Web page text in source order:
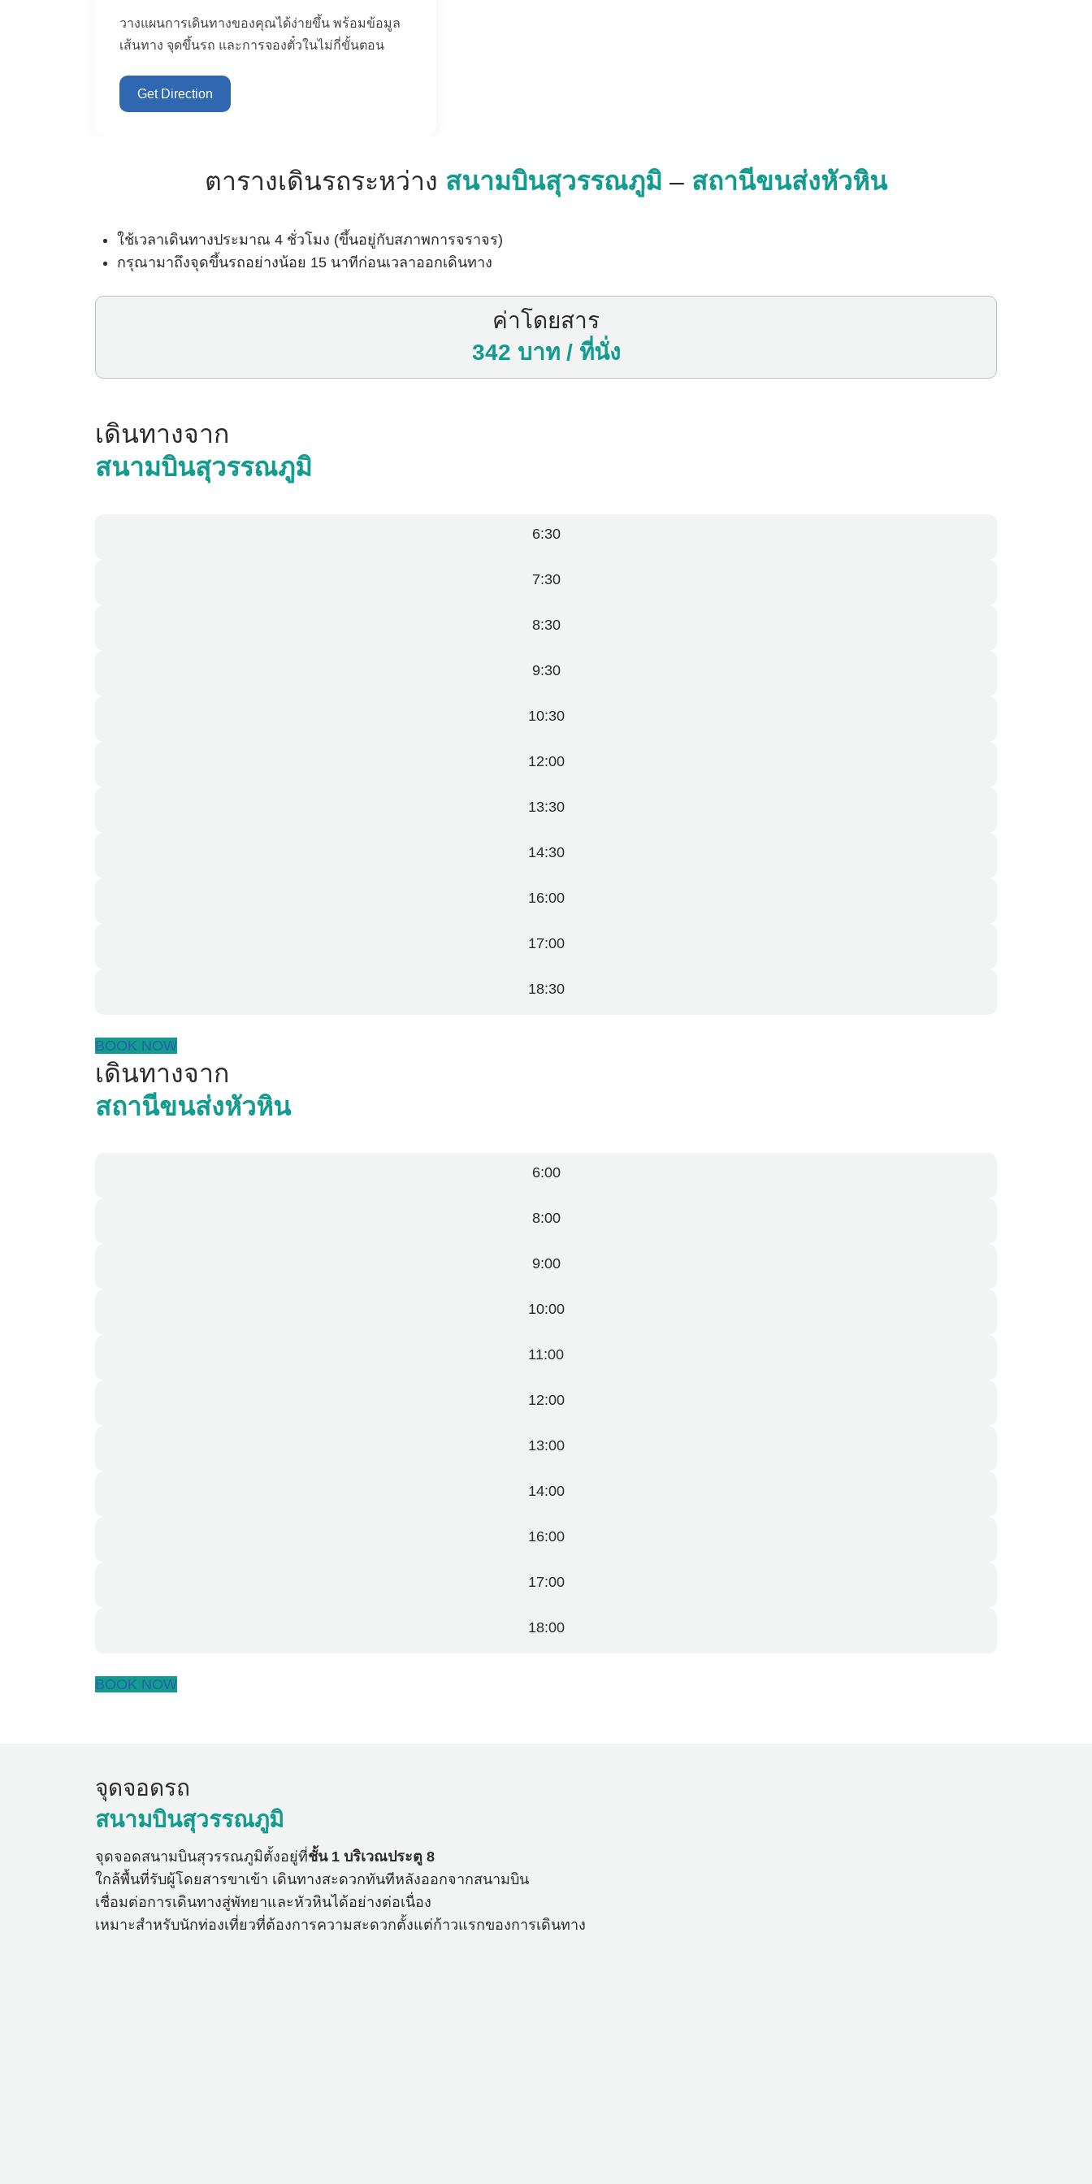
วางแผนการเดินทางของคุณได้ง่ายขึ้น พร้อมข้อมูล
เส้นทาง จุดขึ้นรถ และการจองตั๋วในไม่กี่ขั้นตอน
Get Direction
ตารางเดินรถระหว่าง สนามบินสุวรรณภูมิ – สถานีขนส่งหัวหิน
ใช้เวลาเดินทางประมาณ 4 ชั่วโมง (ขึ้นอยู่กับสภาพการจราจร)
กรุณามาถึงจุดขึ้นรถอย่างน้อย 15 นาทีก่อนเวลาออกเดินทาง
ค่าโดยสาร
342 บาท / ที่นั่ง
เดินทางจาก
สนามบินสุวรรณภูมิ
6:30
7:30
8:30
9:30
10:30
12:00
13:30
14:30
16:00
17:00
18:30
BOOK NOW
เดินทางจาก
สถานีขนส่งหัวหิน
6:00
8:00
9:00
10:00
11:00
12:00
13:00
14:00
16:00
17:00
18:00
BOOK NOW
จุดจอดรถ
สนามบินสุวรรณภูมิ
จุดจอดสนามบินสุวรรณภูมิตั้งอยู่ที่ชั้น 1 บริเวณประตู 8
ใกล้พื้นที่รับผู้โดยสารขาเข้า เดินทางสะดวกทันทีหลังออกจากสนามบิน
เชื่อมต่อการเดินทางสู่พัทยาและหัวหินได้อย่างต่อเนื่อง
เหมาะสำหรับนักท่องเที่ยวที่ต้องการความสะดวกตั้งแต่ก้าวแรกของการเดินทาง